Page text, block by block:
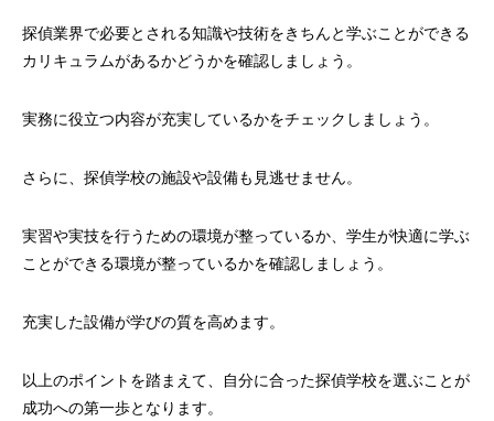
探偵業界で必要とされる知識や技術をきちんと学ぶことができる
カリキュラムがあるかどうかを確認しましょう。
実務に役立つ内容が充実しているかをチェックしましょう。
さらに、探偵学校の施設や設備も見逃せません。
実習や実技を行うための環境が整っているか、学生が快適に学ぶ
ことができる環境が整っているかを確認しましょう。
充実した設備が学びの質を高めます。
以上のポイントを踏まえて、自分に合った探偵学校を選ぶことが
成功への第一歩となります。